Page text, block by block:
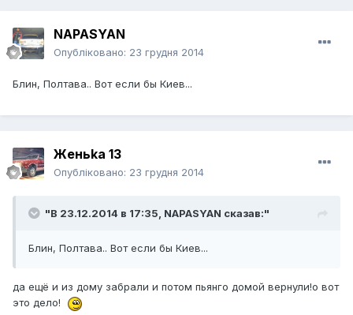
NAPASYAN
Опубліковано: 23 грудня 2014
Блин, Полтава.. Вот если бы Киев...
Женьka 13
Опубліковано: 23 грудня 2014
"В 23.12.2014 в 17:35, NAPASYAN сказав:"
Блин, Полтава.. Вот если бы Киев...
да ещё и из дому забрали и потом пьянго домой вернули!о вот
это дело!